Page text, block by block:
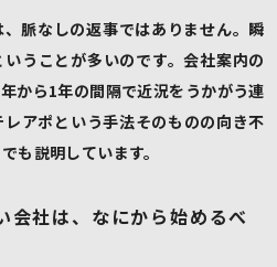
、脈なしの返事ではありません。瞬
うことが多いのです。会社案内の
から1年の間隔で近況をうかがう連
アポという手法そのものの向き不
でも説明しています。
社は、なにから始めるべ